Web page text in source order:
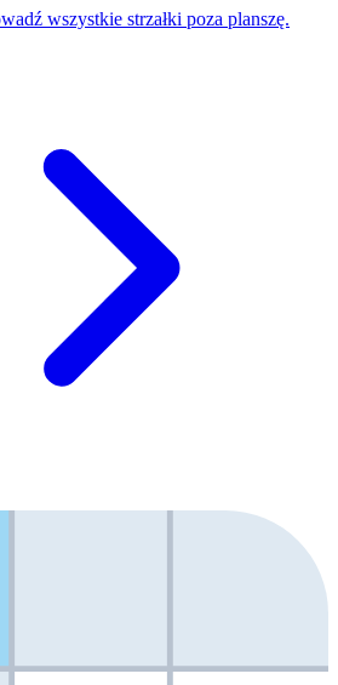
wszystkie strzałki poza planszę.